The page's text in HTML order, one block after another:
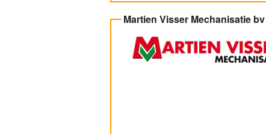
Martien Visser Mechanisatie bv